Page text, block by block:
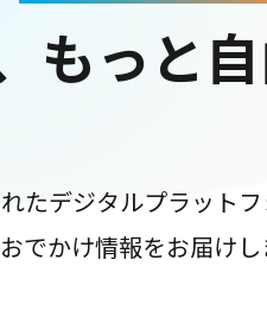
もっと
たデジタルプラット
でかけ情報をお届け